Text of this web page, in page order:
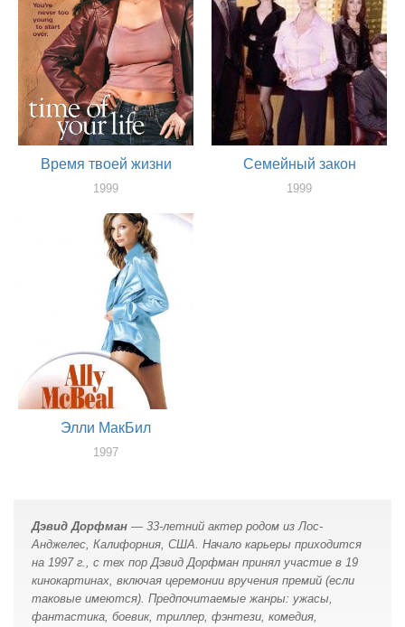
Время твоей жизни
1999
Семейный закон
1999
Элли МакБил
1997
Дэвид Дорфман — 33-летний актер родом из Лос-
Анджелес, Калифорния, США. Начало карьеры приходится
на 1997 г., с тех пор Дэвид Дорфман принял участие в 19
кинокартинах, включая церемонии вручения премий (если
таковые имеются). Предпочитаемые жанры: ужасы,
фантастика, боевик, триллер, фэнтези, комедия,